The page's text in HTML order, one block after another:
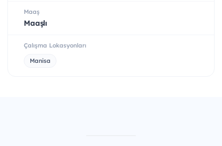
Maaş
Maaşlı
Çalışma Lokasyonları
Manisa